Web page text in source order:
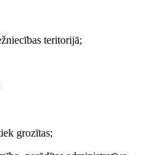
teritorijā;
grozītas;